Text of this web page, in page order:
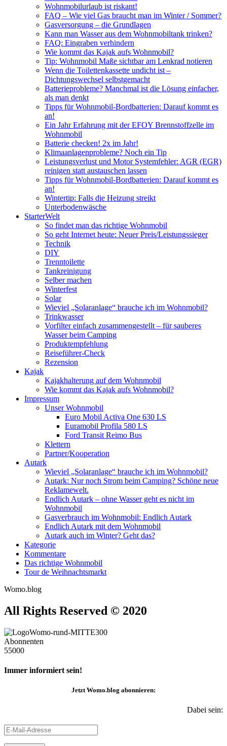
Wohnmobilurlaub ist riskant!
FAQ – Wie viel Gas braucht man im Winter / Sommer?
Gasversorgung – die Grundlagen
Kann man Wasser aus dem Wohnmobiltank trinken?
FAQ: Eingraben verhindern
Wie kommt das Kajak aufs Wohnmobil?
Tip: Wohnmobil Maße sichtbar am Lenkrad notieren
Wenn die Toilettenkassette undicht ist –
Dichtungswechsel selbstgemacht
Batterieprobleme? Manchmal ist die Lösung einfacher,
als man denkt
Tipps für Wohnmobil-Bordbatterien: Darauf kommt es
an!
Ein Jahr Erfahrung mit der EFOY Brennstoffzelle im
Wohnmobil
Batterie checken! 2x im Jahr!
Klimaanlagenprobleme? Noch ein Tip
Leistungsverlust und Motor Systemfehler: AGR (EGR)
reinigen statt austauschen lassen
Tipps für Wohnmobil-Bordbatterien: Darauf kommt es
an!
Wintertip: Falls die Heizung streikt
Unterbodenwäsche
StarterWelt
So findet man das richtige Wohnmobil
So geht Internet heute: Neuer Preis/Leistungssieger
Technik
DIY
Trenntoilette
Tankreinigung
Selber machen
Winterfest
Solar
Wieviel „Solaranlage“ brauche ich im Wohnmobil?
Trinkwasser
Vorfilter einfach zusammengestellt – für sauberes
Wasser beim Camping
Produktempfehlung
Reiseführer-Check
Rezension
Kajak
Kajakhalterung auf dem Wohnmobil
Wie kommt das Kajak aufs Wohnmobil?
Impressum
Unser Wohnmobil
Euro Mobil Activa One 630 LS
Euramobil Profila 580 LS
Ford Transit Reimo Bus
Klettern
Partner/Kooperation
Autark
Wieviel „Solaranlage“ brauche ich im Wohnmobil?
Autark: Nur noch Strom beim Camping? Schöne neue
Reklamewelt.
Endlich Autark – ohne Wasser geht es nicht im
Wohnmobil
Gasverbrauch im Wohnmobil: Endlich Autark
Endlich Autark mit dem Wohnmobil
Autark auch im Winter? Geht das?
Kategorie
Kommentare
Das richtige Wohnmobil
Tour de Weihnachtsmarkt
Womo.blog
All Rights Reserved © 2020
Abonnenten
55000
Immer informiert sein!
JetztWomo.blog abonnieren:
Dabei sein:
E-
Mail-